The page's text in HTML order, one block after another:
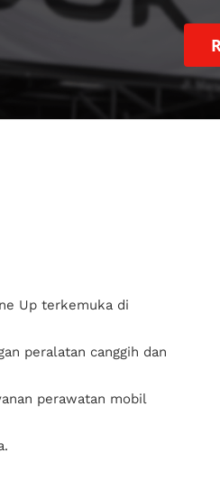
Up terkemuka di
peralatan canggih dan
perawatan mobil